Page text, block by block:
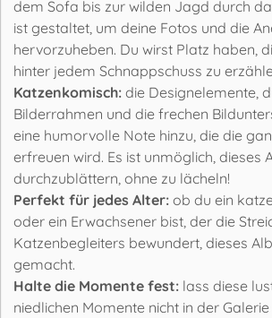
dem Sofa bis zur wilden Jagd durch
ist gestaltet, um deine Fotos und die
hervorzuheben. Du wirst Platz haben,
hinter jedem Schnappschuss zu
Katzenkomisch: die Designelemente,
Bilderrahmen und die frechen
eine humorvolle Note hinzu, die die
erfreuen wird. Es ist unmöglich, dieses
durchzublättern, ohne zu lächeln!
Perfekt für jedes Alter: ob du ein
oder ein Erwachsener bist, der die
Katzenbegleiters bewundert, dieses
gemacht.
Halte die Momente fest: lass diese
niedlichen Momente nicht in der